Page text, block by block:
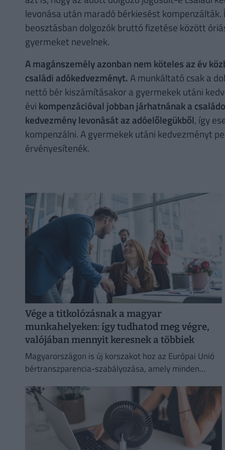
levonása után maradó bérkiesést
beosztásban dolgozók bruttó fizetése között
gyermeket nevelnek.
A magánszemély azonban nem köteles az év
családi adókedvezményt.A munkáltató csak a
nettó bér kiszámításakor a gyermekek utáni
évi kompenzációval jobban járhatnának a
kedvezmény levonását az adóelőlegükből, így
kompenzálni. A gyermekek utáni kedvezményt
érvényesítenék.
Vége a titkolózásnak a magyar
munkahelyeken: így tudhatod meg végre,
valójában mennyit keresnek a többiek
Magyarországon is új korszakot hoz az Európai Unió
bértranszparencia-szabályozása, amely minden